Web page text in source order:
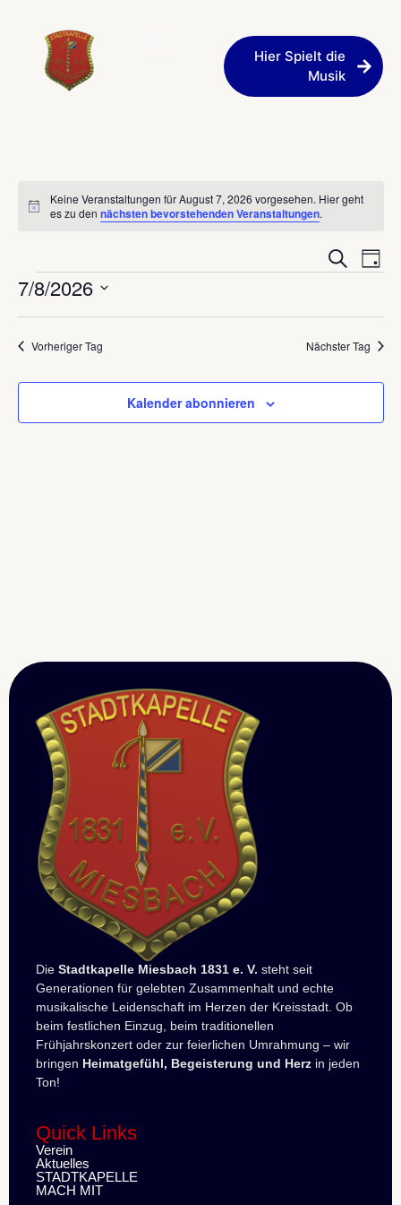
Hier Spielt die
Musik
Hinweis
Keine Veranstaltungen für August 7, 2026 vorgesehen. Hier geht
es zu den nächsten bevorstehenden Veranstaltungen.
und
SucheTag
7/8/2026
wählen.
Vorheriger Tag Nächster Tag
Kalender abonnieren
Die Stadtkapelle Miesbach 1831 e. V. steht seit
Generationen für gelebten Zusammenhalt und echte
musikalische Leidenschaft im Herzen der Kreisstadt. Ob
beim festlichen Einzug, beim traditionellen
Frühjahrskonzert oder zur feierlichen Umrahmung – wir
bringen Heimatgefühl, Begeisterung und Herz in jeden
Ton!
Quick Links
Verein
Aktuelles
STADTKAPELLE
MACH MIT